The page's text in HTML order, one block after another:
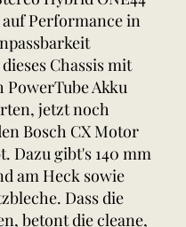
Performance in
Chassis mit
PowerTube Akku
jetzt noch
Bosch CX Motor
Dazu gibt's 140 mm
am Heck sowie
Dass die
betont die cleane,